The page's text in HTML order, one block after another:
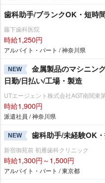
歯科助手/ブランクOK・短時
藤下歯科医院
時給1,250円
アルバイト・パート / 神奈川県
NEW
金属製品のマシニン
日勤/日払い/工場・製造
UTエージェント株式会社AGT南関東
時給1,900円
派遣社員 / 神奈川県
NEW 歯科助手/未経験OK
新宿御苑前 初雁歯科クリニック
時給1,300円～1,500円
アルバイト・パート / 東京都